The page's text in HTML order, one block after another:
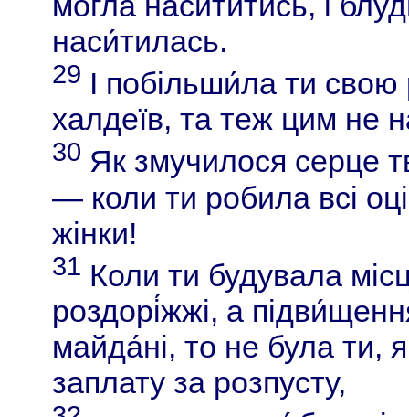
наси́тилась.
29 І побільши́ла ти свою
халдеїв, та теж цим не
30 Як змучилося серце
— коли ти робила всі
жінки!
31 Коли ти будувала
роздорі́жжі, а
майда́ні, то не була ти,
заплату за розпусту,